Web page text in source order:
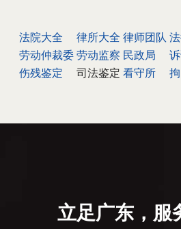
法院大全 律所大全 律师团队
劳动仲裁委 劳动监察 民政局
伤残鉴定
司法鉴定 看守所
立足广东，服